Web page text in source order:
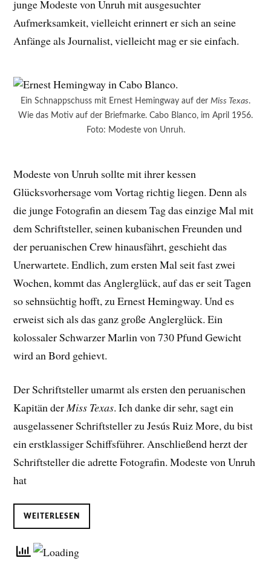
junge Modeste von Unruh mit ausgesuchter
Aufmerksamkeit, vielleicht erinnert er sich an seine
Anfänge als Journalist, vielleicht mag er sie einfach.
Ein Schnappschuss mit Ernest Hemingway auf der Miss Texas.
Wie das Motiv auf der Briefmarke. Cabo Blanco, im April 1956.
Foto: Modeste von Unruh.
Modeste von Unruh sollte mit ihrer kessen
Glücksvorhersage vom Vortag richtig liegen. Denn als
die junge Fotografin an diesem Tag das einzige Mal mit
dem Schriftsteller, seinen kubanischen Freunden und
der peruanischen Crew hinausfährt, geschieht das
Unerwartete. Endlich, zum ersten Mal seit fast zwei
Wochen, kommt das Anglerglück, auf das er seit Tagen
so sehnsüchtig hofft, zu Ernest Hemingway. Und es
erweist sich als das ganz große Anglerglück. Ein
kolossaler Schwarzer Marlin von 730 Pfund Gewicht
wird an Bord gehievt.
Der Schriftsteller umarmt als ersten den peruanischen
Kapitän derMiss Texas. Ich danke dir sehr, sagt ein
ausgelassener Schriftsteller zu Jesús Ruiz More, du bist
ein erstklassiger Schiffsführer. Anschließend herzt der
Schriftsteller die adrette Fotografin. Modeste von Unruh
hat
WEITERLESEN